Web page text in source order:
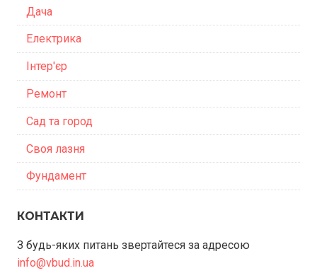
Дача
Електрика
Інтер'єр
Ремонт
Сад та город
Своя лазня
Фундамент
КОНТАКТИ
З будь-яких питань звертайтеся за адресою
info@vbud.in.ua